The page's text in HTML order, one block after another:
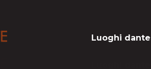
Luoghi